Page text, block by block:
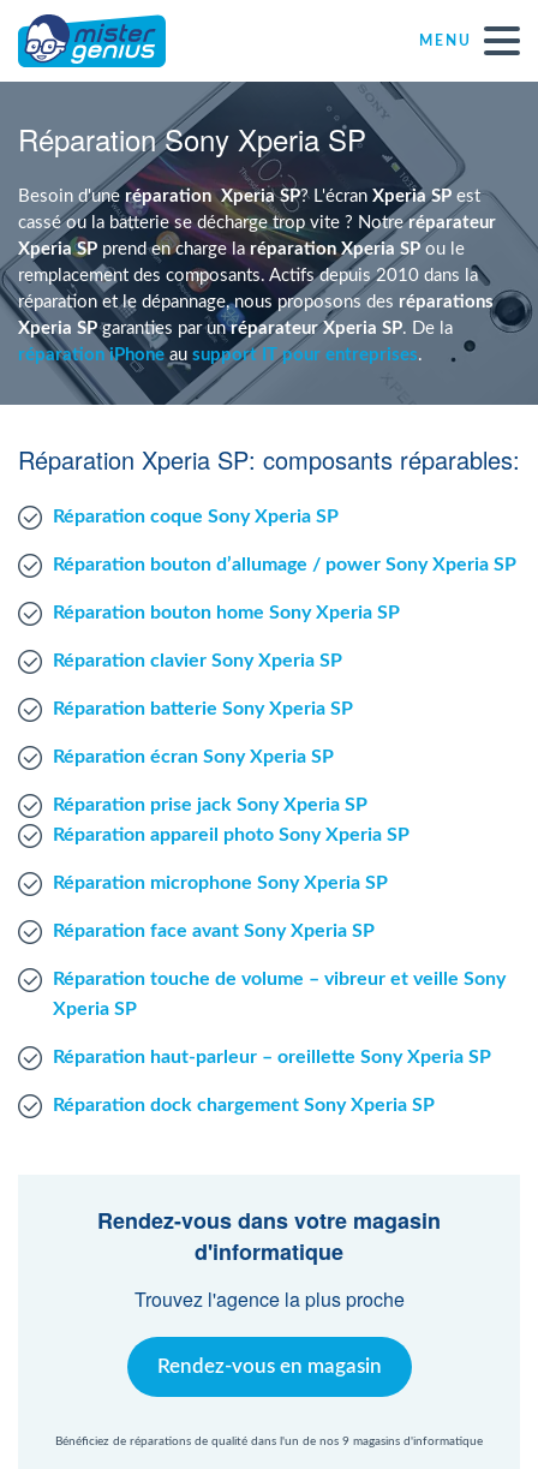
MENU
Réparations – Dépannages
Magasins informatiques toutes marques
Particulier
Indépendant
PME
Agent Mac
Réparation Sony Xperia SP
Besoin d'une réparation Xperia SP? L'écran Xperia SP est
cassé ou la batterie se décharge trop vite ? Notreréparateur
Xperia SP prend en charge la réparation Xperia SP ou le
remplacement des composants. Actifs depuis 2010 dans la
réparation et le dépannage, nous proposons des réparations
Xperia SPgaranties par unréparateur Xperia SP. De la
réparation iPhone au support IT pour entreprises.
Réparation Xperia SP: composants réparables:
Réparation coque Sony Xperia SP
Réparation bouton d’allumage / power Sony Xperia SP
Réparation bouton home Sony Xperia SP
Réparation clavier Sony Xperia SP
Réparation batterie Sony Xperia SP
Réparation écran Sony Xperia SP
Réparation prise jack Sony Xperia SP
Réparation appareil photo Sony Xperia SP
Réparation microphone Sony Xperia SP
Réparation face avant Sony Xperia SP
Réparation touche de volume – vibreur et veille Sony
Xperia SP
Réparation haut-parleur – oreillette Sony Xperia SP
Réparation dock chargement Sony Xperia SP
Rendez-vous dans votre magasin
d'informatique
Trouvez l'agence la plus proche
Rendez-vous en magasin
Bénéficiez de réparations de qualité dans l'un de nos 9 magasins d'informatique